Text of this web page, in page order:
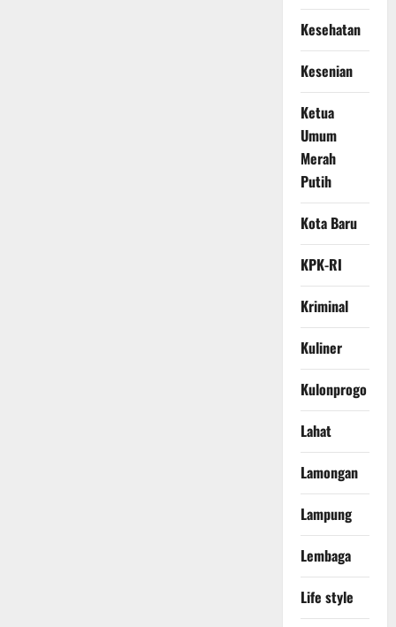
Kesehatan
Kesenian
Ketua
Umum
Merah
Putih
Kota Baru
KPK-RI
Kriminal
Kuliner
Kulonprogo
Lahat
Lamongan
Lampung
Lembaga
Life style